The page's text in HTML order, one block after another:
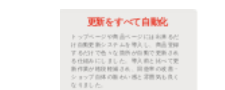
更新の手間を最小限に
お客さんには最新の情報を提供し、作業
的には最小限に収めたいと言うのを自動
更新システムで実現。全部で4システムを
導入し、手作業で毎日30分以上かかって
いた作業内容が自動化できました。リン
ク間違いや土日祝日、深夜の更新などの
悩みも全て解決。